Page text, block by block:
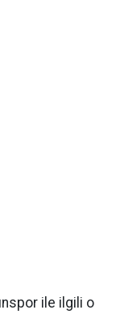
ile ilgili o